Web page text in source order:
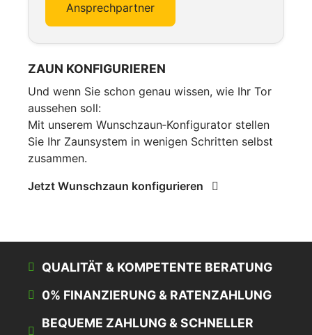
Ansprechpartner
ZAUN KONFIGURIEREN
Und wenn Sie schon genau wissen, wie Ihr Tor
aussehen soll:
Mit unserem Wunschzaun‑Konfigurator stellen
Sie Ihr Zaunsystem in wenigen Schritten selbst
zusammen.
Jetzt Wunschzaun konfigurieren
QUALITÄT & KOMPETENTE BERATUNG
0% FINANZIERUNG & RATENZAHLUNG
BEQUEME ZAHLUNG & SCHNELLER